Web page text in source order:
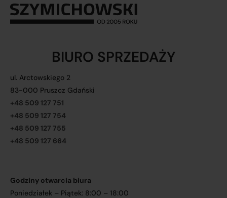
BIURO SPRZEDAŻY
ul. Arctowskiego 2
83-000 Pruszcz Gdański
+48 509 127 751
+48 509 127 754
+48 509 127 755
+48 509 127 664
Godziny otwarcia biura
Poniedziałek – Piątek: 8:00 – 18:00